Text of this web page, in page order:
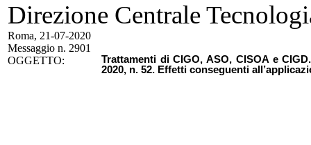
Direzione Centrale
Roma, 21-07-2020
Messaggio n. 2901
OGGETTO:
Trattamenti di CIGO, ASO, CISOA e
2020, n. 52. Effetti conseguenti